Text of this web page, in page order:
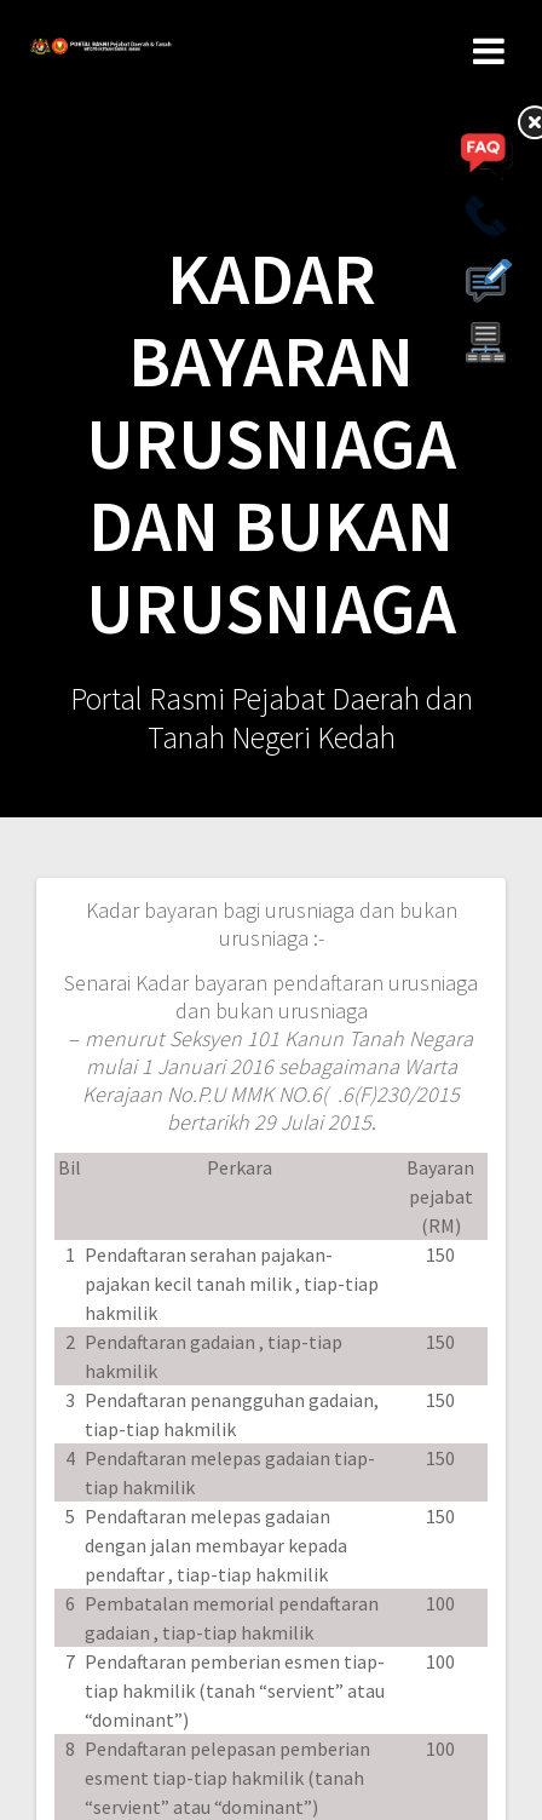
KADAR
BAYARAN
URUSNIAGA
DAN BUKAN
URUSNIAGA
Portal Rasmi Pejabat Daerah dan
Tanah Negeri Kedah
Kadar bayaran bagi urusniaga dan bukan
urusniaga :-
Senarai Kadar bayaran pendaftaran urusniaga
dan bukan urusniaga
– menurut Seksyen 101 Kanun Tanah Negara
mulai 1 Januari 2016 sebagaimana Warta
Kerajaan No.P.U MMK NO.6( .6(F)230/2015
bertarikh 29 Julai 2015.
Bil Perkara
Bayaran
pejabat
(RM)
1 Pendaftaran serahan pajakan-
pajakan kecil tanah milik , tiap-tiap
hakmilik
150
2 Pendaftaran gadaian , tiap-tiap
hakmilik
150
3 Pendaftaran penangguhan gadaian,
tiap-tiap hakmilik
150
4 Pendaftaran melepas gadaian tiap-
tiap hakmilik
150
5 Pendaftaran melepas gadaian
dengan jalan membayar kepada
pendaftar , tiap-tiap hakmilik
150
6 Pembatalan memorial pendaftaran
gadaian , tiap-tiap hakmilik
100
7 Pendaftaran pemberian esmen tiap-
tiap hakmilik (tanah “servient” atau
“dominant”)
100
8 Pendaftaran pelepasan pemberian
esment tiap-tiap hakmilik (tanah
“servient” atau “dominant”)
100
Post
navigation